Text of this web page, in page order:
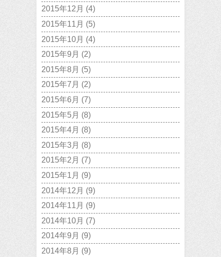
2015年12月 (4)
2015年11月 (5)
2015年10月 (4)
2015年9月 (2)
2015年8月 (5)
2015年7月 (2)
2015年6月 (7)
2015年5月 (8)
2015年4月 (8)
2015年3月 (8)
2015年2月 (7)
2015年1月 (9)
2014年12月 (9)
2014年11月 (9)
2014年10月 (7)
2014年9月 (9)
2014年8月 (9)